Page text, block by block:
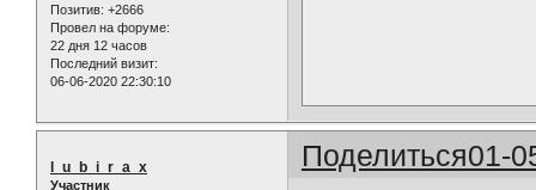
Позитив: +2666
Провел на форуме:
22 дня 12 часов
Последний визит:
06-06-2020 22:30:10
Поделиться01-
l_u_b_i_r_a_x
Участник